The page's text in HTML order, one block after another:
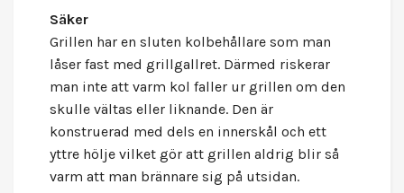
Säker
Grillen har en sluten kolbehållare som man
låser fast med grillgallret. Därmed riskerar
man inte att varm kol faller ur grillen om den
skulle vältas eller liknande. Den är
konstruerad med dels en innerskål och ett
yttre hölje vilket gör att grillen aldrig blir så
varm att man brännare sig på utsidan.